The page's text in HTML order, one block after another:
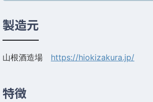
製造元
山根酒造場 https://hiokizakura.jp/
特徴